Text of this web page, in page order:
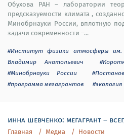
Обухова РАН – лаборатории
предсказуемости климата ,
Минобрнауки России, вплотную
задачи современности –...
#Институт физики атмосферы
Владимир Анатольевич
#Минобрнауки России
#программа мегагрантов
#экология
инна шевченко: мегагрант –
Главная Медиа
Новости